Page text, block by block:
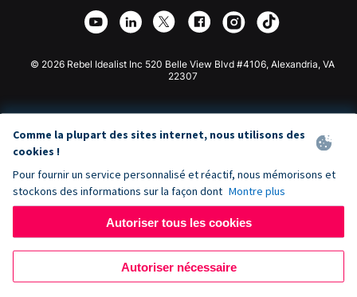
Partenariat d'affiliation
Bibliothèque
Application de don Webflow
Don Joomla
© 2026 Rebel Idealist Inc 520 Belle View Blvd #4106, Alexandria, VA
22307
Comme la plupart des sites internet, nous utilisons des
cookies !
Pour fournir un service personnalisé et réactif, nous mémorisons et
stockons des informations sur la façon dont Montre plus
Autoriser tous les cookies
Autoriser nécessaire